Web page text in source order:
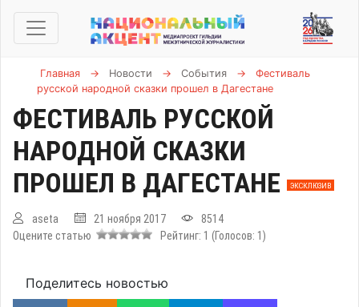
Главная → Новости → События →
Фестиваль
русской народной сказки прошел в Дагестане
ФЕСТИВАЛЬ РУССКОЙ
НАРОДНОЙ СКАЗКИ
ПРОШЕЛ В ДАГЕСТАНЕ
ЭКСКЛЮЗИВ
aseta 21 ноября 2017
8514
Оцените статью
Рейтинг: 1 (Голосов: 1 )
Поделитесь новостью